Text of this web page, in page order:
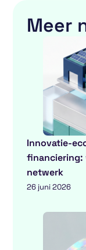
Meer
Innovatie-
financiering:
netwerk
26 juni 2026